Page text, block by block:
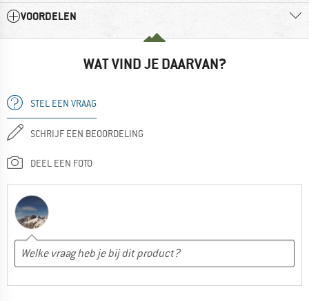
VOORDELEN
WAT VIND JE DAARVAN?
STEL EEN VRAAG
SCHRIJF EEN BEOORDELING
DEEL EEN FOTO